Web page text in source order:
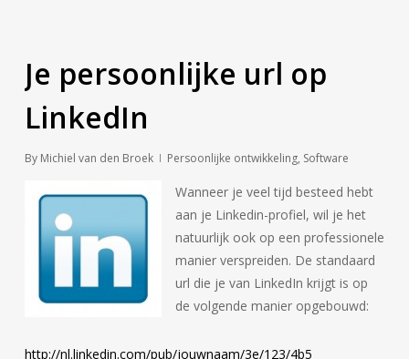
Je persoonlijke url op
LinkedIn
By Michiel van den Broek Persoonlijke ontwikkeling, Software
Wanneer je veel tijd besteed hebt
aan je Linkedin-profiel, wil je het
natuurlijk ook op een professionele
manier verspreiden. De standaard
url die je van LinkedIn krijgt is op
de volgende manier opgebouwd:
http://nl.linkedin.com/pub/jouwnaam/3e/123/4b5